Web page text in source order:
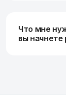
Что мне
вы